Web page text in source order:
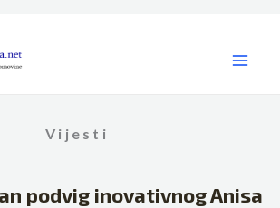
Vijesti
podvig inovativnog Anisa